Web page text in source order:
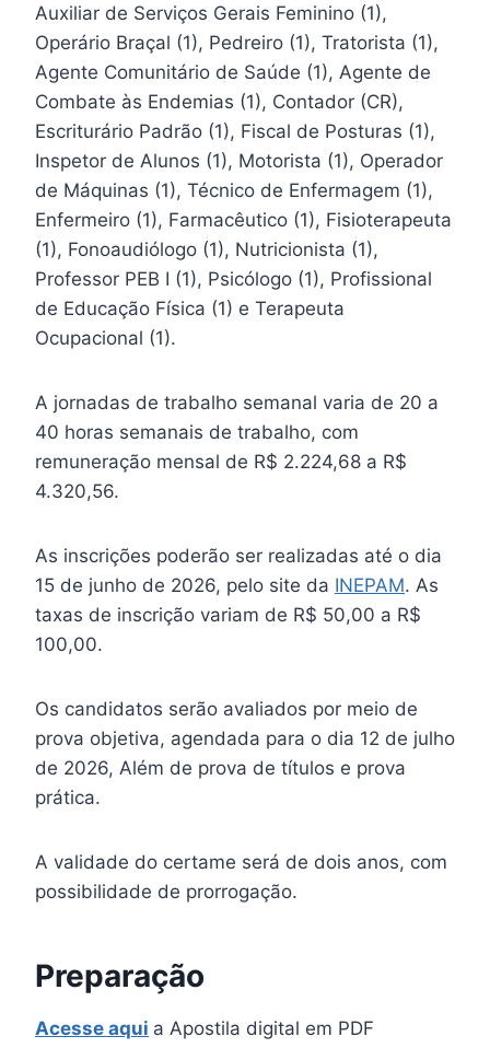
Auxiliar de Serviços Gerais Feminino (1),
Operário Braçal (1), Pedreiro (1), Tratorista (1),
Agente Comunitário de Saúde (1), Agente de
Combate às Endemias (1), Contador (CR),
Escriturário Padrão (1), Fiscal de Posturas (1),
Inspetor de Alunos (1), Motorista (1), Operador
de Máquinas (1), Técnico de Enfermagem (1),
Enfermeiro (1), Farmacêutico (1), Fisioterapeuta
(1), Fonoaudiólogo (1), Nutricionista (1),
Professor PEB I (1), Psicólogo (1), Profissional
de Educação Física (1) e Terapeuta
Ocupacional (1).
A jornadas de trabalho semanal varia de 20 a
40 horas semanais de trabalho, com
remuneração mensal de R$ 2.224,68 a R$
4.320,56.
As inscrições poderão ser realizadas até o dia
15 de junho de 2026, pelo site da INEPAM. As
taxas de inscrição variam de R$ 50,00 a R$
100,00.
Os candidatos serão avaliados por meio de
prova objetiva, agendada para o dia 12 de julho
de 2026, Além de prova de títulos e prova
prática.
A validade do certame será de dois anos, com
possibilidade de prorrogação.
Preparação
Acesse aqui a Apostila digital em PDF